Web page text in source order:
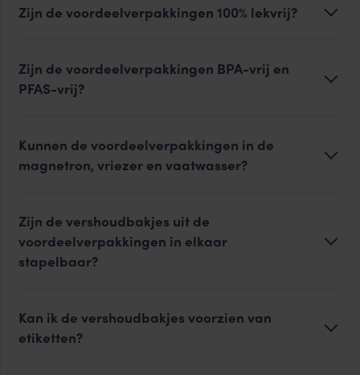
Zijn de voordeelverpakkingen 100% lekvrij?
Zijn de voordeelverpakkingen BPA-vrij en
PFAS-vrij?
Kunnen de voordeelverpakkingen in de
magnetron, vriezer en vaatwasser?
Zijn de vershoudbakjes uit de
voordeelverpakkingen in elkaar
stapelbaar?
Kan ik de vershoudbakjes voorzien van
etiketten?